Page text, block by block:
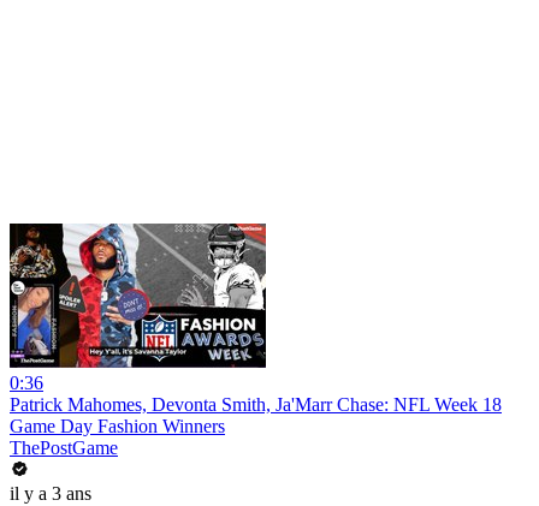
0:36
Patrick Mahomes, Devonta Smith, Ja'Marr Chase: NFL Week 18
Game Day Fashion Winners
ThePostGame
il y a 3 ans